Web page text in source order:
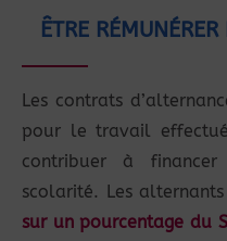
ÊTRE
Les contrats
pour le travail
contribuer à
scolarité. Les
sur un pourcentage du